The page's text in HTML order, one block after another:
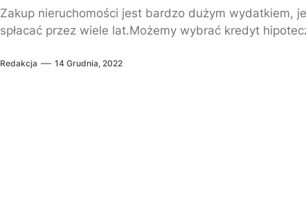
Zakup nieruchomości jest bardzo dużym wydatkiem,
spłacać przez wiele lat.Możemy wybrać kredyt
Redakcja 14 Grudnia, 2022